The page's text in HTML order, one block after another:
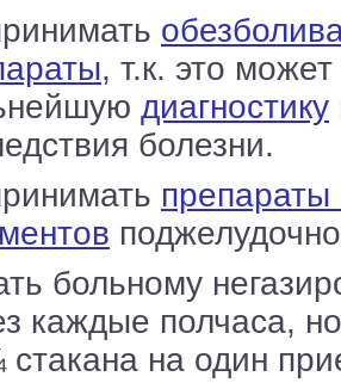
, т.к. это
диагностику
болезни.
препараты
каждые полчаса,
стакана на один